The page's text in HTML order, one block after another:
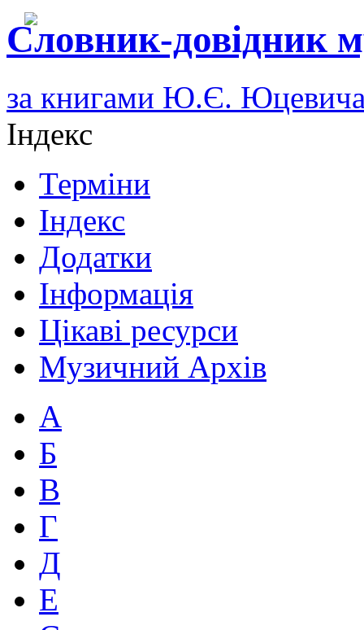
Словник-довідник
за книгами Ю.Є.
Індекс
Терміни
Індекс
Додатки
Інформація
Цікаві ресурси
Музичний Архів
А
Б
В
Г
Д
Е